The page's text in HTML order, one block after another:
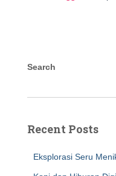
Search
Recent Posts
Eksplorasi Seru